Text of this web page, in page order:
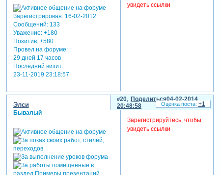
Зарегистрирован: 16-02-2012
Сообщений:133
Уважение: +180
Позитив: +580
Провел на форуме:
29 дней 17 часов
Последний визит:
23-11-2019 23:18:57
увидеть ссылки
Поделиться
20
04-02-2014
20:48:58
Элси
Бывалый
Зарегистрируйтесь, чтобы
увидеть ссылки
+1